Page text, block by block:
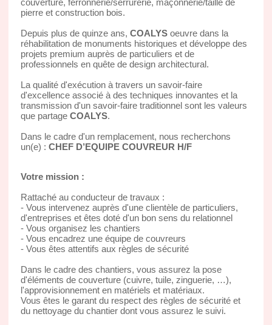
pierre et construction bois.
Depuis plus de quinze ans, COALYSoeuvre dans la
réhabilitation de monuments historiques et développe des
projets premium auprès de particuliers et de
professionnels en quête de design architectural.
La qualité d'exécution à travers un savoir-faire
d'excellence associé à des techniques innovantes et la
transmission d'un savoir-faire traditionnel sont les valeurs
que partage COALYS.
Dans le cadre d'un remplacement, nous recherchons
un(e) : CHEF D’EQUIPE COUVREUR H/F
Votre mission :
Rattaché au conducteur de travaux :
- Vous intervenez auprès d'une clientèle de particuliers,
d'entreprises et êtes doté d'un bon sens du relationnel
- Vous organisez les chantiers
- Vous encadrez une équipe de couvreurs
- Vous êtes attentifs aux règles de sécurité
Dans le cadre des chantiers, vous assurez la pose
d'éléments de couverture (cuivre, tuile, zinguerie, …),
l'approvisionnement en matériels et matériaux.
Vous êtes le garant du respect des règles de sécurité et
du nettoyage du chantier dont vous assurez le suivi.